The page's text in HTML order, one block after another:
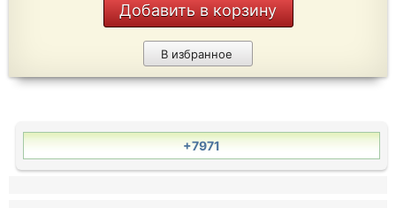
Добавить в корзину
В избранное
+7971